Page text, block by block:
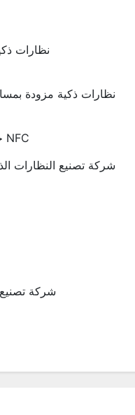
• نظارات
• خواتم ذكية بتقنية NFC
• شركة